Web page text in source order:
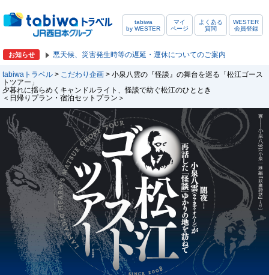
tabiwa
by WESTER
マイ
ページ
よくある
質問
WESTER
会員登録
お知らせ 悪天候、災害発生時等の遅延・運休についてのご案内
tabiwaトラベル > こだわり企画 > 小泉八雲の『怪談』の舞台を巡る「松江ゴース
トツアー」
夕暮れに揺らめくキャンドルライト、怪談で紡ぐ松江のひととき
＜日帰りプラン・宿泊セットプラン＞